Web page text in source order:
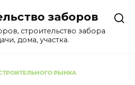
заборов
строительство забора
дома, участка.
РЫНКА